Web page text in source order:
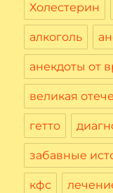
Холестерин
алкоголь
анекдоты от
великая
гетто
забавные
кфс